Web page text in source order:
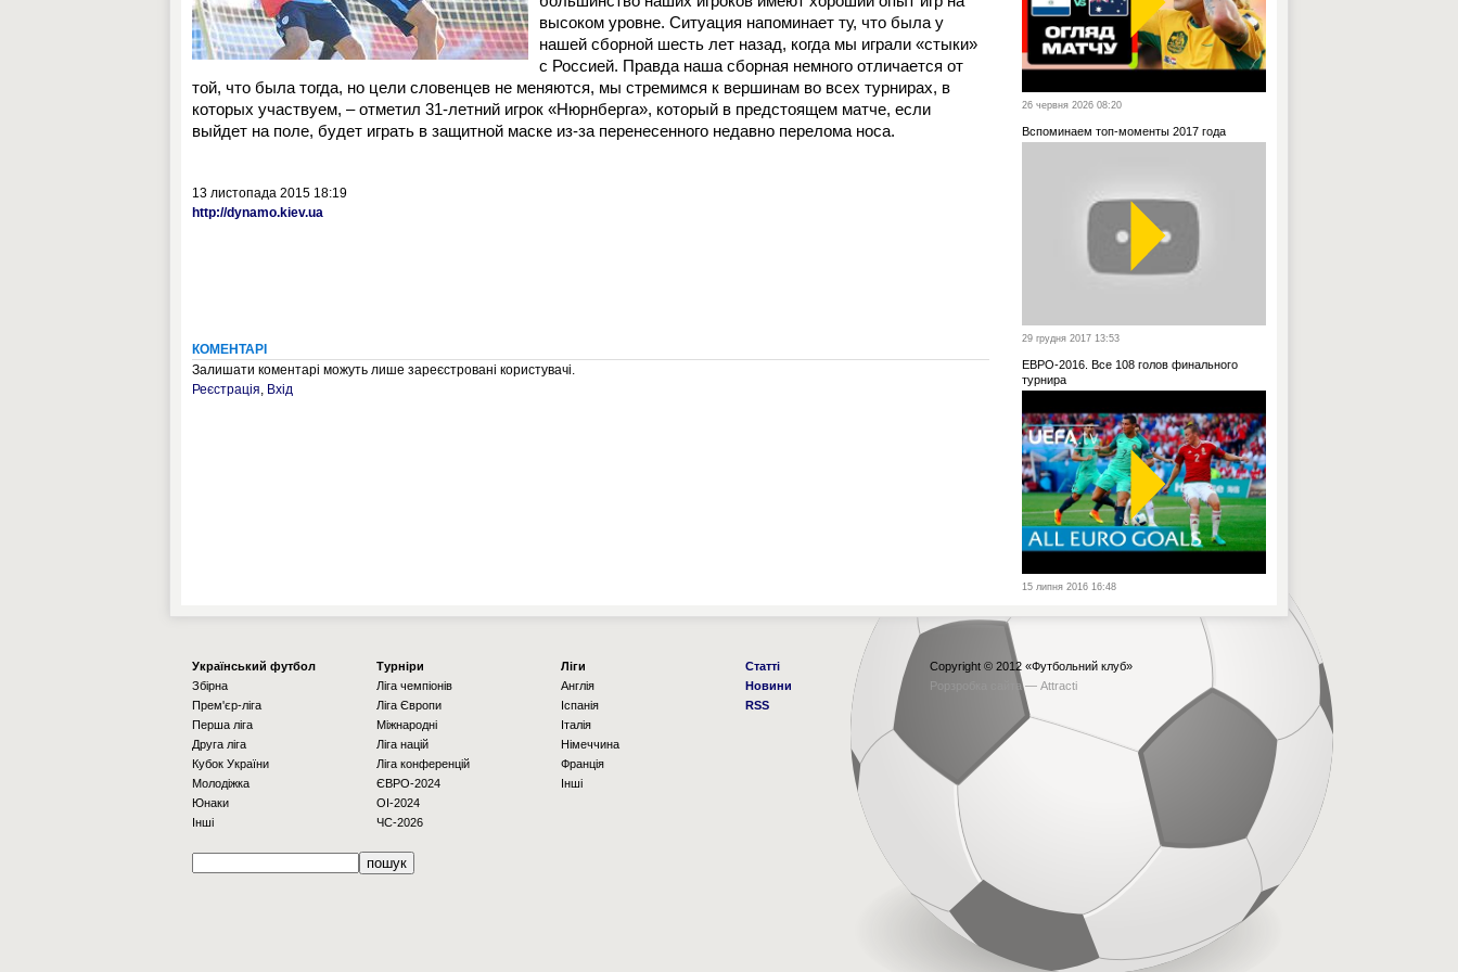
высоком уровне. Ситуация напоминает ту, что была у
нашей сборной шесть лет назад, когда мы играли «стыки»
с Россией. Правда наша сборная немного отличается от
той, что была тогда, но цели словенцев не меняются, мы стремимся к вершинам во всех турнирах, в
которых участвуем, – отметил 31-летний игрок «Нюрнберга», который в предстоящем матче, если
выйдет на поле, будет играть в защитной маске из-за перенесенного недавно перелома носа.
13 листопада 2015 18:19
http://dynamo.kiev.ua
КОМЕНТАРІ
Залишати коментарі можуть лише зареєстровані користувачі.
Реєстрація, Вхід
26 червня 2026 08:20
Вспоминаем топ-моменты 2017 года
29 грудня 2017 13:53
ЕВРО-2016. Все 108 голов финального
турнира
15 липня 2016 16:48
Українcький футбол
Збірна
Прем'єр-ліга
Перша ліга
Друга ліга
Кубок України
Молодіжка
Юнаки
Інші
Турніри
Ліга чемпіонів
Ліга Європи
Міжнародні
Ліга націй
Ліга конференцій
ЄВРО-2024
OI-2024
ЧС-2026
Ліги
Англія
Іспанія
Італія
Німеччина
Франція
Інші
Статті
Новини
RSS
Copyright © 2012 «Футбольний клуб»
Рорзробка сайта — Attracti